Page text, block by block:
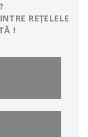
REȚELELE
!